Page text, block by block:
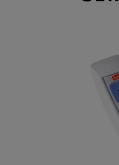
Bildergalerie überspringen